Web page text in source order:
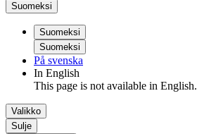
Suomeksi
Suomeksi
Suomeksi
På svenska
In English
This page is not available in English.
Valikko
Sulje